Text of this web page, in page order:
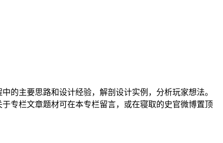
的主要思路和设计经验，解剖设计实例，分析玩家想法。
专栏文章题材可在本专栏留言，或在寝取的史官微博置顶